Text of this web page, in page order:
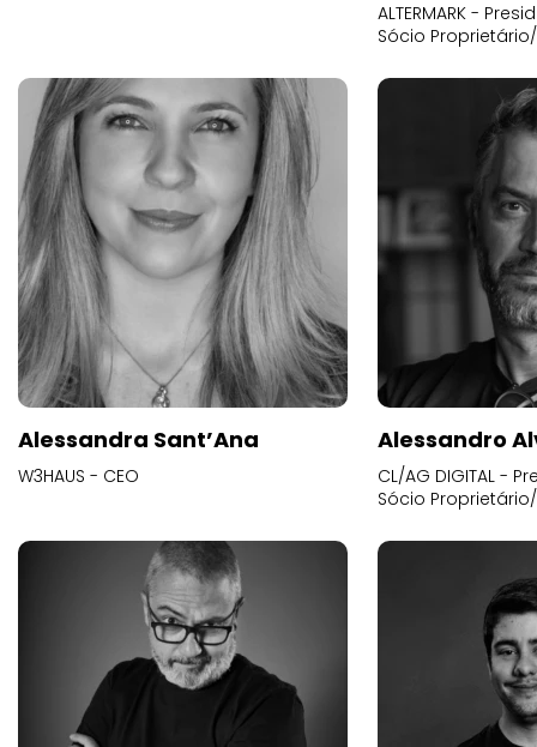
ALTERMARK -
Sócio
Alessandra Sant’Ana
W3HAUS - CEO
Alessandro
CL/AG DIGITAL -
Sócio